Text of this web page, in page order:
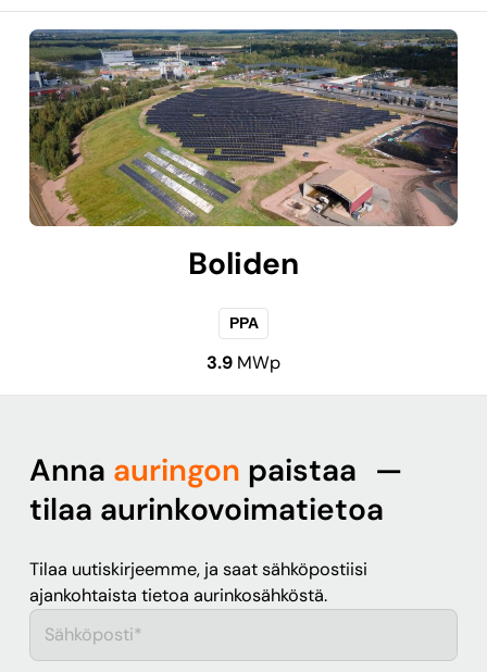
Boliden
PPA
3.9 MWp
Anna auringon paistaa —
tilaa aurinkovoimatietoa
Tilaa uutiskirjeemme, ja saat sähköpostiisi
ajankohtaista tietoa aurinkosähköstä.